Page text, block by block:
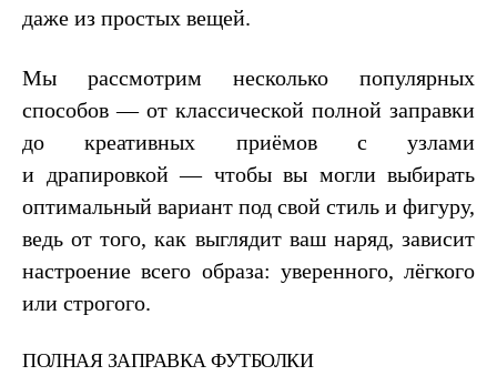
даже из простых вещей.
Мы рассмотрим несколько популярных
способов — от классической полной заправки
до креативных приёмов с узлами
и драпировкой — чтобы вы могли выбирать
оптимальный вариант под свой стиль и фигуру,
ведь от того, как выглядит ваш наряд, зависит
настроение всего образа: уверенного, лёгкого
или строгого.
ПОЛНАЯ ЗАПРАВКА ФУТБОЛКИ